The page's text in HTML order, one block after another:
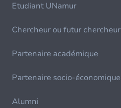
Etudiant UNamur
Chercheur ou futur chercheur
Partenaire académique
Partenaire socio-économique
Alumni